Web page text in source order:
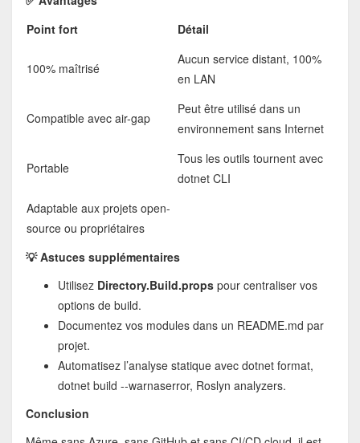
Point fort
Détail
100% maîtrisé
Aucun service distant, 100%
en LAN
Compatible avec air-gap
Peut être utilisé dans un
environnement sans Internet
Portable
Tous les outils tournent avec
dotnet CLI
Adaptable aux projets open-
source ou propriétaires
💡 Astuces supplémentaires
Utilisez Directory.Build.propspour centraliser vos
options de build.
Documentez vos modules dans un README.md par
projet.
Automatisez l’analyse statique avec dotnet format,
dotnet build --warnaserror, Roslyn analyzers.
Conclusion